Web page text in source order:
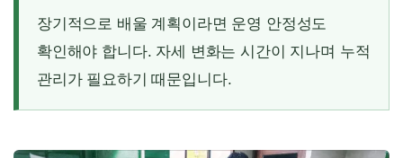
장기적으로 배울 계획이라면 운영 안정성도
확인해야 합니다. 자세 변화는 시간이 지나며 누적
관리가 필요하기 때문입니다.